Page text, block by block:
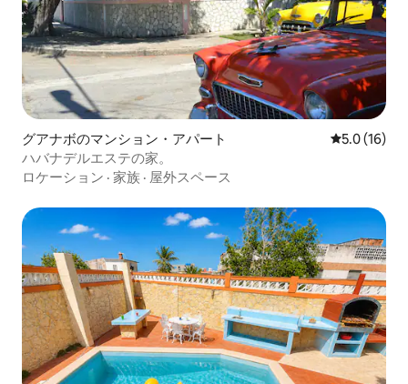
グアナボのマンション・アパート レビュー16
5.0 (16)
ハバナデルエステの家。
ロケーション · 家族 · 屋外スペース